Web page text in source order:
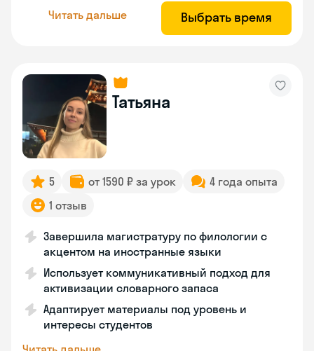
Читать дальше Выбрать время
Татьяна
5 от 1590 ₽ за урок
4 года опыта
1 отзыв
Завершила магистратуру по филологии с
акцентом на иностранные языки
Использует коммуникативный подход для
активизации словарного запаса
Адаптирует материалы под уровень и
интересы студентов